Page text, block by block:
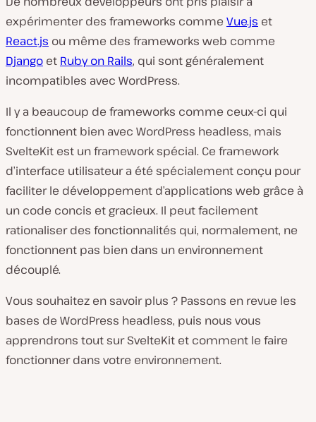
expérimenter des frameworks comme Vue.js et
React.js ou même des frameworks web comme
Django et Ruby on Rails, qui sont généralement
incompatibles avec WordPress.
Il y a beaucoup de frameworks comme ceux-ci qui
fonctionnent bien avec WordPress headless, mais
SvelteKit est un framework spécial. Ce framework
d’interface utilisateur a été spécialement conçu pour
faciliter le développement d’applications web grâce à
un code concis et gracieux. Il peut facilement
rationaliser des fonctionnalités qui, normalement, ne
fonctionnent pas bien dans un environnement
découplé.
Vous souhaitez en savoir plus ? Passons en revue les
bases de WordPress headless, puis nous vous
apprendrons tout sur SvelteKit et comment le faire
fonctionner dans votre environnement.